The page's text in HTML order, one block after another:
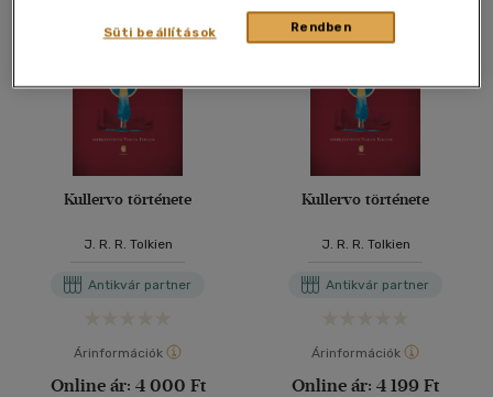
Kullervo története
J. R. R. Tolkien
Antikvár partner
Árinformációk
Online ár: 4 000 Ft
Kullervo története
J. R. R. Tolkien
Antikvár partner
Árinformációk
Online ár: 4 199 Ft
Rendben
Süti beállítások